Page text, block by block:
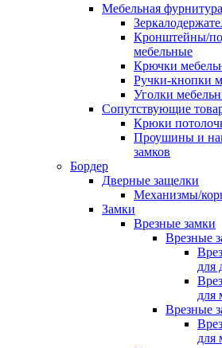
Мебельная фурнитура
Кронштейны/
мебельные
Крючки
Ручки-кнопки
Уголки
Сопутствующие
Крюки
Проушины и
замков
Бордер
Дверные защелки
Механизмы/
Замки
Врезные замки
Врезные
для
для
Врезные
для